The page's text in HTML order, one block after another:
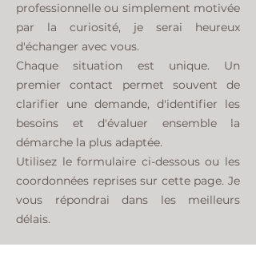
professionnelle ou simplement motivée
par la curiosité, je serai heureux
d'échanger avec vous.
Chaque situation est unique. Un
premier contact permet souvent de
clarifier une demande, d'identifier les
besoins et d'évaluer ensemble la
démarche la plus adaptée.
Utilisez le formulaire ci-dessous ou les
coordonnées reprises sur cette page. Je
vous répondrai dans les meilleurs
délais.